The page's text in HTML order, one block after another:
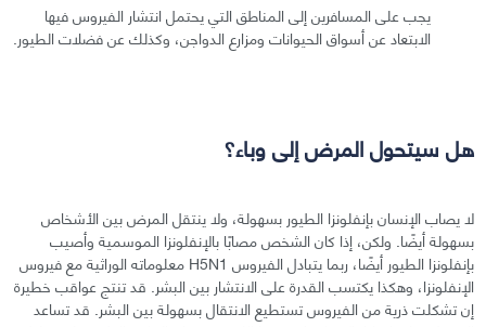
يجب على المسافرين إلى المناطق التي يحتمل انتشار الفيروس فيها
الابتعاد عن أسواق الحيوانات ومزارع الدواجن، وكذلك عن فضلات الطيور.
هل سيتحول المرض إلى وباء؟
لا يصاب الإنسان بإنفلونزا الطيور بسهولة، ولا ينتقل المرض بين الأشخاص
بسهولة أيضًا. ولكن، إذا كان الشخص مصابًا بالإنفلونزا الموسمية وأصيب
بإنفلونزا الطيور أيضًا، ربما يتبادل الفيروس H5N1 معلوماته الوراثية مع فيروس
الإنفلونزا، وهكذا يكتسب القدرة على الانتشار بين البشر. قد تنتج عواقب خطيرة
إن تشكلت ذرية من الفيروس تستطيع الانتقال بسهولة بين البشر. قد تساعد